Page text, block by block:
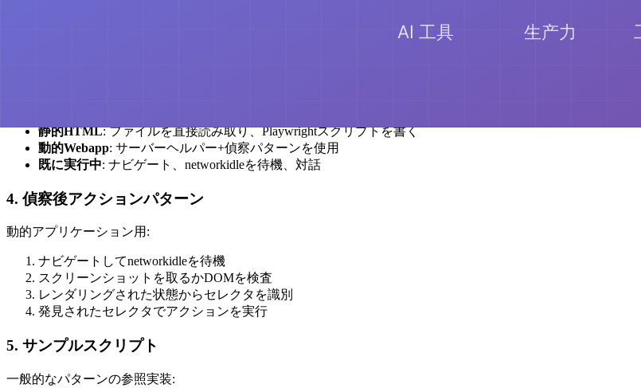
: テスト後のグレースフルなサーバーシャットダウン
静的HTML: ファイルを直接読み取り、Playwrightスクリプトを書く
動的Webapp: サーバーヘルパー+偵察パターンを使用
既に実行中: ナビゲート、networkidleを待機、対話
4. 偵察後アクションパターン
動的アプリケーション用:
ナビゲートしてnetworkidleを待機
スクリーンショットを取るかDOMを検査
レンダリングされた状態からセレクタを識別
発見されたセレクタでアクションを実行
5. サンプルスクリプト
一般的なパターンの参照実装: